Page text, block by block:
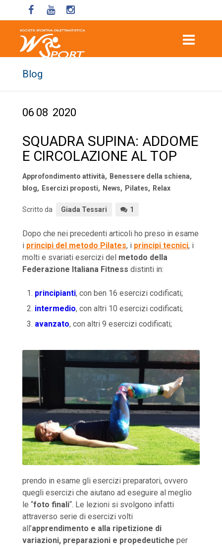
Blog
06 08 2020
SQUADRA SUPINA: ADDOME
E CIRCOLAZIONE AL TOP
Approfondimento attività, Benessere della schiena,
blog, Esercizi proposti, News, Pilates, Relax
Scritto da Giada Tessari 1
Dopo che nei precedenti articoli ho preso in esame
i principi del metodo Pilates, i principi tecnici, i
molti e svariati esercizi del metodo della
Federazione Italiana Fitness distinti in:
principianti, con ben 16 esercizi codificati;
intermedio, con altri 10 esercizi codificati;
avanzato, con altri 9 esercizi codificati;
prendo in esame gli esercizi preparatori, ovvero
quegli esercizi che aiutano ad eseguire al meglio
le “foto finali“. Le lezioni si svolgono infatti
attraverso serie di esercizi volti
all’apprendimento e alla ripetizione di
variazioni, preparazioni e propedeutiche per